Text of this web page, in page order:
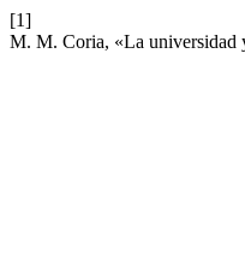
[1]
M. M. Coria, «La universidad